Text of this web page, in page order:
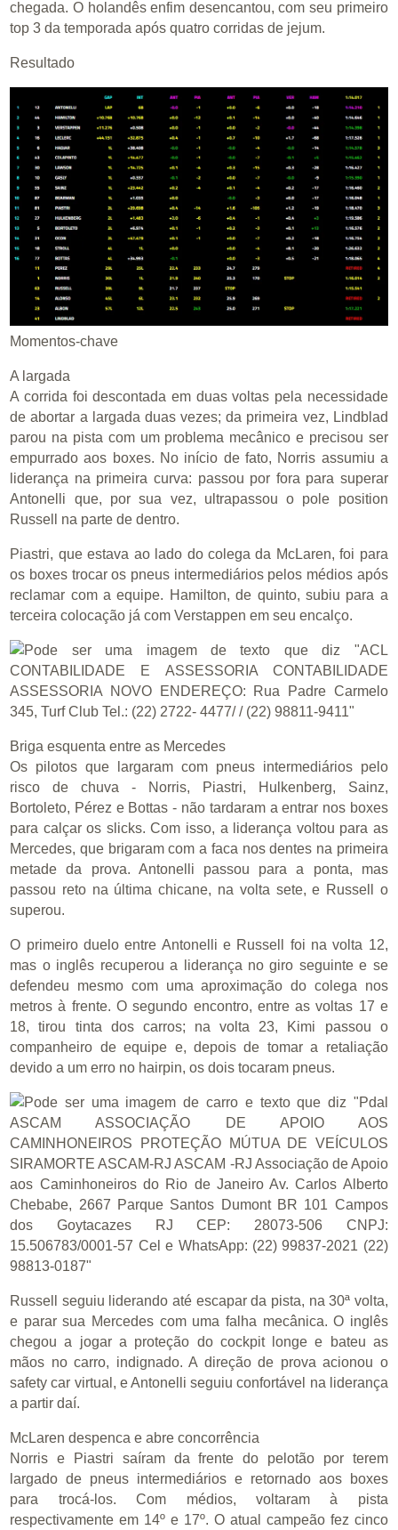
chegada. O holandês enfim desencantou, com seu primeiro
top 3 da temporada após quatro corridas de jejum.
Resultado
Momentos-chave
A largada
A corrida foi descontada em duas voltas pela necessidade
de abortar a largada duas vezes; da primeira vez, Lindblad
parou na pista com um problema mecânico e precisou ser
empurrado aos boxes. No início de fato, Norris assumiu a
liderança na primeira curva: passou por fora para superar
Antonelli que, por sua vez, ultrapassou o pole position
Russell na parte de dentro.
Piastri, que estava ao lado do colega da McLaren, foi para
os boxes trocar os pneus intermediários pelos médios após
reclamar com a equipe. Hamilton, de quinto, subiu para a
terceira colocação já com Verstappen em seu encalço.
Briga esquenta entre as Mercedes
Os pilotos que largaram com pneus intermediários pelo
risco de chuva - Norris, Piastri, Hulkenberg, Sainz,
Bortoleto, Pérez e Bottas - não tardaram a entrar nos boxes
para calçar os slicks. Com isso, a liderança voltou para as
Mercedes, que brigaram com a faca nos dentes na primeira
metade da prova. Antonelli passou para a ponta, mas
passou reto na última chicane, na volta sete, e Russell o
superou.
O primeiro duelo entre Antonelli e Russell foi na volta 12,
mas o inglês recuperou a liderança no giro seguinte e se
defendeu mesmo com uma aproximação do colega nos
metros à frente. O segundo encontro, entre as voltas 17 e
18, tirou tinta dos carros; na volta 23, Kimi passou o
companheiro de equipe e, depois de tomar a retaliação
devido a um erro no hairpin, os dois tocaram pneus.
Russell seguiu liderando até escapar da pista, na 30ª volta,
e parar sua Mercedes com uma falha mecânica. O inglês
chegou a jogar a proteção do cockpit longe e bateu as
mãos no carro, indignado. A direção de prova acionou o
safety car virtual, e Antonelli seguiu confortável na liderança
a partir daí.
McLaren despenca e abre concorrência
Norris e Piastri saíram da frente do pelotão por terem
largado de pneus intermediários e retornado aos boxes
para trocá-los. Com médios, voltaram à pista
respectivamente em 14º e 17º. O atual campeão fez cinco